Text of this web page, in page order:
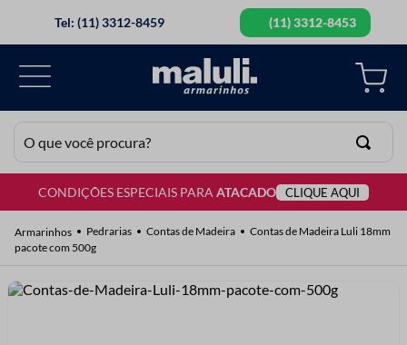
Tel: (11) 3312-8459 (11) 3312-8453
O que você procura?
CONDIÇÕES ESPECIAIS PARAATACADO CLIQUE AQUI
Pedrarias Contas de Madeira
Contas de Madeira Luli 18mm
pacote com 500g
TERMOS MAIS BUSCADOS
2º
barbante
3º
botão